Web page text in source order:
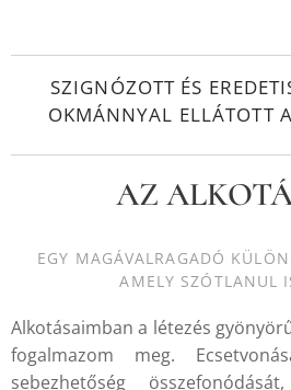
SZIGNÓZOTT ÉS
OKMÁNNYAL ELLÁTOTT
AZ
EGY MAGÁVALRAGADÓ
AMELY SZÓTLANUL
Alkotásaimban a létezés
fogalmazom meg.
sebezhetőség